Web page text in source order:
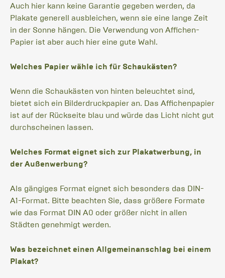
Auch hier kann keine Garantie gegeben werden, da
Plakate generell ausbleichen, wenn sie eine lange Zeit
in der Sonne hängen. Die Verwendung von Affichen-
Papier ist aber auch hier eine gute Wahl.
Welches Papier wähle ich für Schaukästen?
Wenn die Schaukästen von hinten beleuchtet sind,
bietet sich ein Bilderdruckpapier an. Das Affichenpapier
ist auf der Rückseite blau und würde das Licht nicht gut
durchscheinen lassen.
Welches Format eignet sich zur Plakatwerbung, in
der Außenwerbung?
Als gängiges Format eignet sich besonders das DIN-
A1-Format. Bitte beachten Sie, dass größere Formate
wie das Format DIN A0 oder größer nicht in allen
Städten genehmigt werden.
Was bezeichnet einen Allgemeinanschlag bei einem
Plakat?